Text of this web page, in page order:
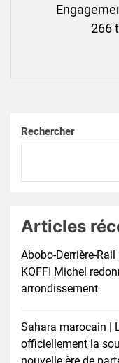
266
Rechercher
Articles
Abobo-Derrière-
KOFFI Michel
arrondissement
Sahara marocain |
officiellement la